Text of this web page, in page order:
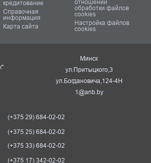
кредитование
Справочная
информация
Карта сайта
отношении
обработки файлов
cookies
Настройка файлов
cookies
Минск
ул.Притыцкого,3
ул.Богдановича,124-4Н
1@anb.by
(+375 29) 684-02-02
(+375 25) 684-02-02
(+375 33) 684-02-02
(+375 17) 342-02-02